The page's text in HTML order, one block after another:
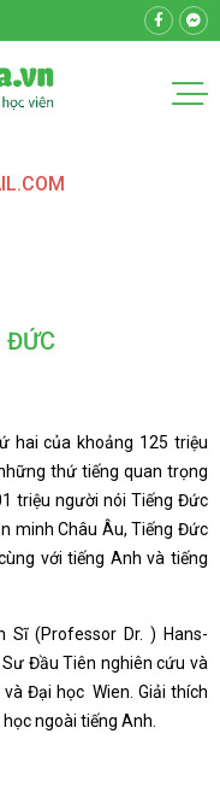
ĐỨC
của khoảng 125 triệu
thứ tiếng quan trọng
triệu người nói Tiếng Đức
minh Châu Âu, Tiếng Đức
với tiếng Anh và tiếng
Sĩ (Professor Dr. ) Hans-
Đầu Tiên nghiên cứu và
Đại học Wien. Giải thích
ngoài tiếng Anh.